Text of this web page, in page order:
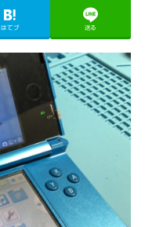
はてブ 送る